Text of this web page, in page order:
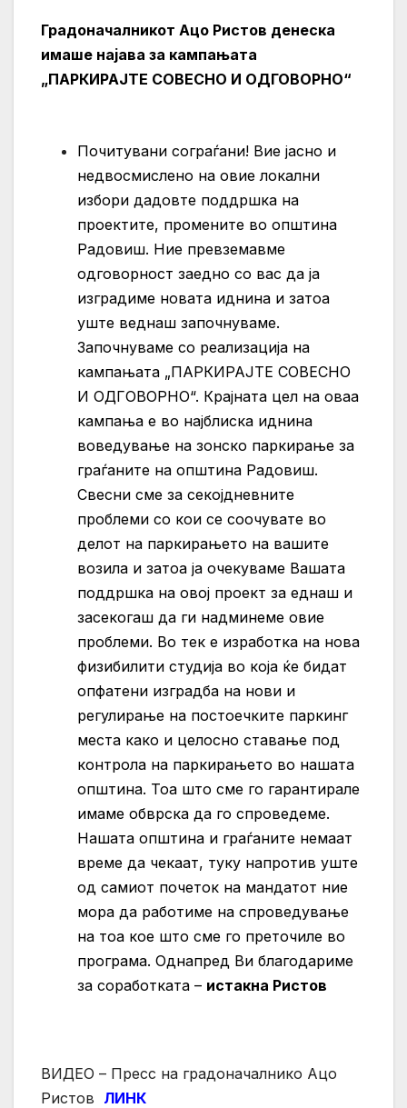
Градоначалникот Ацо Ристов денеска
имаше најава за кампањата
„ПАРКИРАЈТЕ СОВЕСНО И ОДГОВОРНО“
Почитувани сограѓани! Вие јасно и
недвосмислено на овие локални
избори дадовте поддршка на
проектите, промените во општина
Радовиш. Ние превземавме
одговорност заедно со вас да ја
изградиме новата иднина и затоа
уште веднаш започнуваме.
Започнуваме со реализација на
кампањата „ПАРКИРАЈТЕ СОВЕСНО
И ОДГОВОРНО“. Крајната цел на оваа
кампања е во најблиска иднина
воведување на зонско паркирање за
граѓаните на општина Радовиш.
Свесни сме за секојдневните
проблеми со кои се соочувате во
делот на паркирањето на вашите
возила и затоа ја очекуваме Вашата
поддршка на овој проект за еднаш и
засекогаш да ги надминеме овие
проблеми. Во тек е изработка на нова
физибилити студија во која ќе бидат
опфатени изградба на нови и
регулирање на постоечките паркинг
места како и целосно ставање под
контрола на паркирањето во нашата
општина. Тоа што сме го гарантирале
имаме обврска да го спроведеме.
Нашата општина и граѓаните немаат
време да чекаат, туку напротив уште
од самиот почеток на мандатот ние
мора да работиме на спроведување
на тоа кое што сме го преточиле во
програма. Однапред Ви благодариме
за соработката – истакна Ристов
ВИДЕО – Пресс на градоначалнико Ацо
Ристов ЛИНК